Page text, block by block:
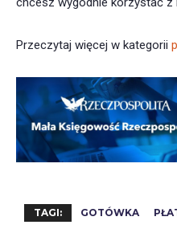
Przeczytaj więcej w kategorii
TAGI: GOTÓWKA